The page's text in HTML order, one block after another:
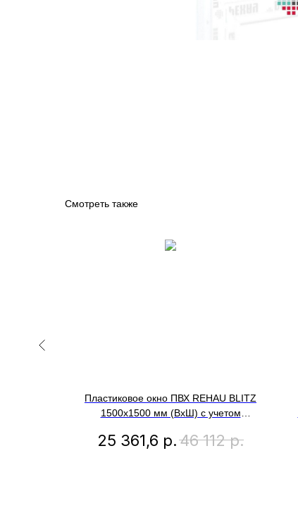
Смотреть также
Пластиковое окно ПВХ REHAU BLITZ
1500х1500 мм (ВхШ) с учетом
двухстворчатое, глухое левое /
25 361,6 р.46 112 р.